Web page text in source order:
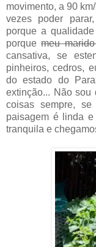
movimento, a 90
vezes poder
porque a
porquemeu
cansativa, se
pinheiros, cedros,
do estado do
extinção... Não sou
coisas sempre,
paisagem é linda
tranquila e